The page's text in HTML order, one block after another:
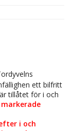
ett bilfritt
tillåtet för i och
i och